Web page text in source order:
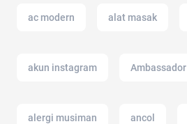
ac modern alat masak
akun instagram Ambassador
alergi musiman ancol